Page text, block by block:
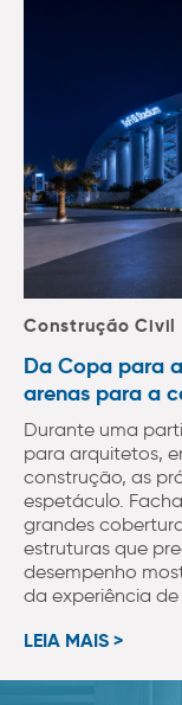
Construção Civil
Da Copa para
arenas para a
Durante uma
para arquitetos,
construção, as
espetáculo.
grandes
estruturas que
desempenho
da experiência
LEIA MAIS >